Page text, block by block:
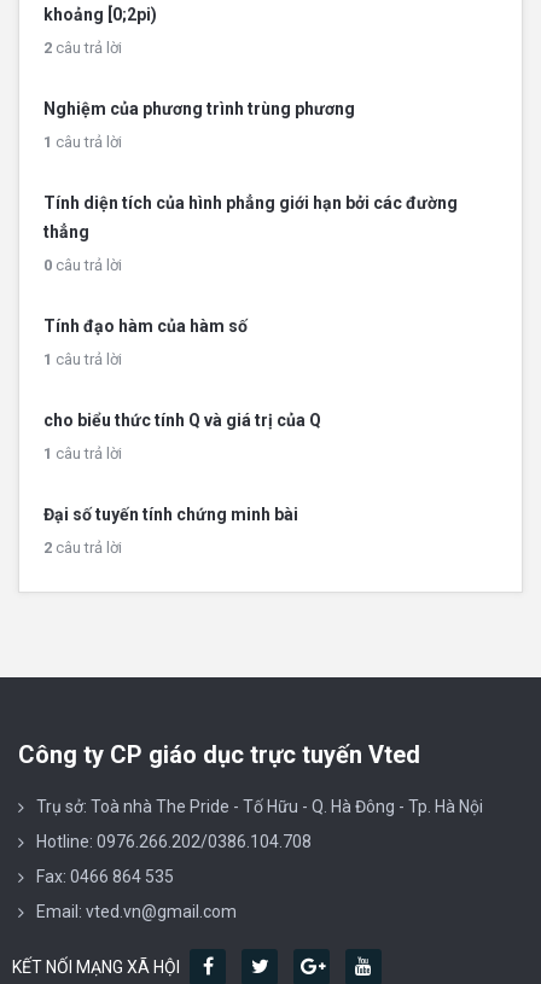
khoảng [0;2pi)
2 câu trả lời
Nghiệm của phương trình trùng phương
1 câu trả lời
Tính diện tích của hình phẳng giới hạn bởi các đường
thẳng
0 câu trả lời
Tính đạo hàm của hàm số
1 câu trả lời
cho biểu thức tính Q và giá trị của Q
1 câu trả lời
Đại số tuyến tính chứng minh bài
2 câu trả lời
Công ty CP giáo dục trực tuyến Vted
Trụ sở: Toà nhà The Pride - Tố Hữu - Q. Hà Đông - Tp. Hà Nội
Hotline: 0976.266.202/0386.104.708
Fax: 0466 864 535
Email: vted.vn@gmail.com
KẾT NỐI MẠNG XÃ HỘI